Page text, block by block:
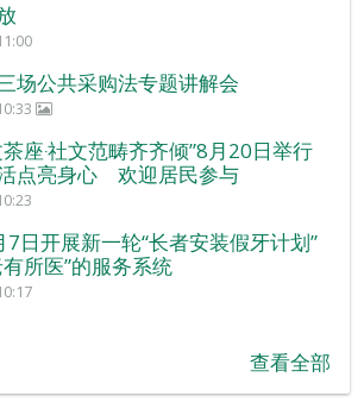
场公共采购法专题讲解会
座‧社文范畴齐齐倾”8月20日举行
点亮身心 欢迎居民参与
日开展新一轮“长者安装假牙计划”
所医”的服务系统
查看全部